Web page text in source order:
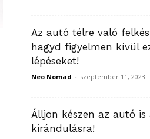
Az autó télre való
hagyd figyelmen kívül
lépéseket!
Neo Nomad - szeptember 11, 2023
Álljon készen az autó is
kirándulásra!